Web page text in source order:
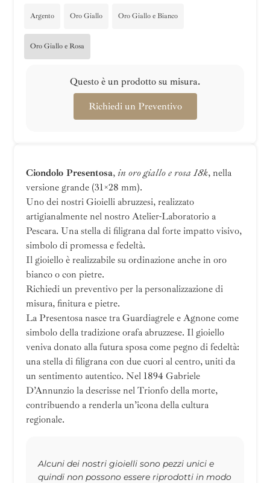
Argento Oro Giallo Oro Giallo e Bianco
Oro Giallo e Rosa
Questo è un prodotto su misura.
Richiedi un Preventivo
Ciondolo Presentosa, in oro giallo e rosa 18k, nella
versione grande (31×28 mm).
Uno dei nostri Gioielli abruzzesi, realizzato
artigianalmente nel nostro Atelier-Laboratorio a
Pescara. Una stella di filigrana dal forte impatto visivo,
simbolo di promessa e fedeltà.
Il gioiello è realizzabile su ordinazione anche in oro
bianco o con pietre.
Richiedi un preventivo per la personalizzazione di
misura, finitura e pietre.
La Presentosa nasce tra Guardiagrele e Agnone come
simbolo della tradizione orafa abruzzese. Il gioiello
veniva donato alla futura sposa come pegno di fedeltà:
una stella di filigrana con due cuori al centro, uniti da
un sentimento autentico. Nel 1894 Gabriele
D’Annunzio la descrisse nel Trionfo della morte,
contribuendo a renderla un’icona della cultura
regionale.
Alcuni dei nostri gioielli sono pezzi unici e
quindi non possono essere riprodotti in modo